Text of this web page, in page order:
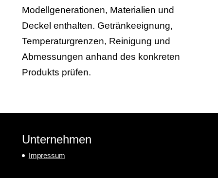
Modellgenerationen, Materialien und
Deckel enthalten. Getränkeeignung,
Temperaturgrenzen, Reinigung und
Abmessungen anhand des konkreten
Produkts prüfen.
Unternehmen
Impressum